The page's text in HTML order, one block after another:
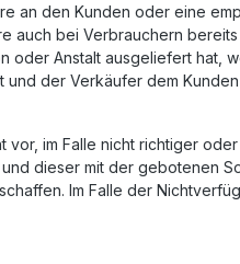
an den Kunden oder eine
auch bei Verbrauchern
oder Anstalt ausgeliefert hat,
der Verkäufer dem
im Falle nicht richtiger
dieser mit der gebotenen
Im Falle der